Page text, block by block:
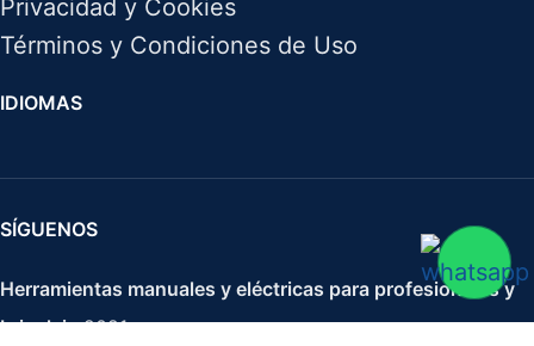
Privacidad y Cookies
Términos y Condiciones de Uso
IDIOMAS
SÍGUENOS
Herramientas manuales y eléctricas para profesionales y
bricolaje 2021